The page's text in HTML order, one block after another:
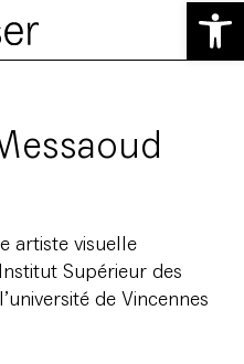
Ouvrir
artiste visuelle
Supérieur des
de Vincennes